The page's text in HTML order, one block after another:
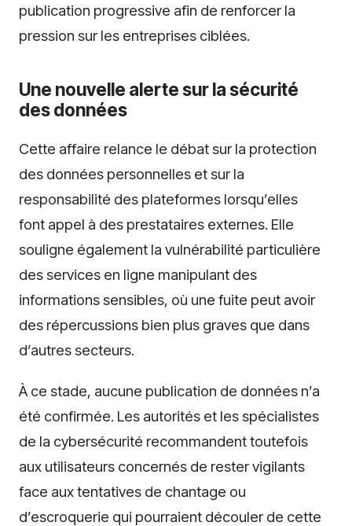
publication progressive afin de renforcer la
pression sur les entreprises ciblées.
Une nouvelle alerte sur la sécurité
des données
Cette affaire relance le débat sur la protection
des données personnelles et sur la
responsabilité des plateformes lorsqu’elles
font appel à des prestataires externes. Elle
souligne également la vulnérabilité particulière
des services en ligne manipulant des
informations sensibles, où une fuite peut avoir
des répercussions bien plus graves que dans
d’autres secteurs.
À ce stade, aucune publication de données n’a
été confirmée. Les autorités et les spécialistes
de la cybersécurité recommandent toutefois
aux utilisateurs concernés de rester vigilants
face aux tentatives de chantage ou
d’escroquerie qui pourraient découler de cette